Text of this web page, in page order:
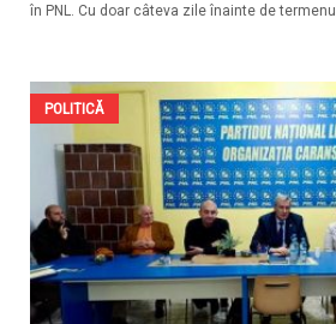
în PNL. Cu doar câteva zile înainte de termenul
POLITICĂ